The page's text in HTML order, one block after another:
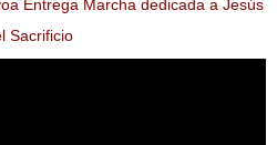
Entrega Marcha dedicada a Jesús
Sacrificio